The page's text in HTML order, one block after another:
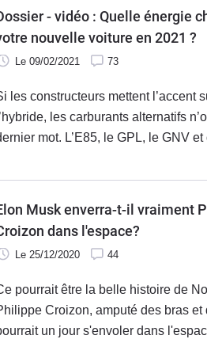
- vidéo : Quelle énergie
nouvelle voiture en 2021 ?
Le 09/02/2021 73
les constructeurs mettent l’accent
l’hybride, les carburants alternatifs
mot. L’E85, le GPL, le GNV
Et pour cause : le prix à la
future voiture parmi la dizaine
sur le marché. Voici nos
Musk enverra-t-il vraiment
dans l'espace?
Le 25/12/2020 44
pourrait être la belle histoire de
Croizon, amputé des bras et
un jour s'envoler dans